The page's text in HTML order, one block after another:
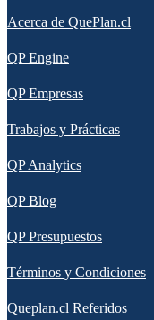
Acerca de QuePlan.cl
QP Engine
QP Empresas
Trabajos y Prácticas
QP Analytics
QP Blog
QP Presupuestos
Términos y Condiciones
Queplan.cl Referidos